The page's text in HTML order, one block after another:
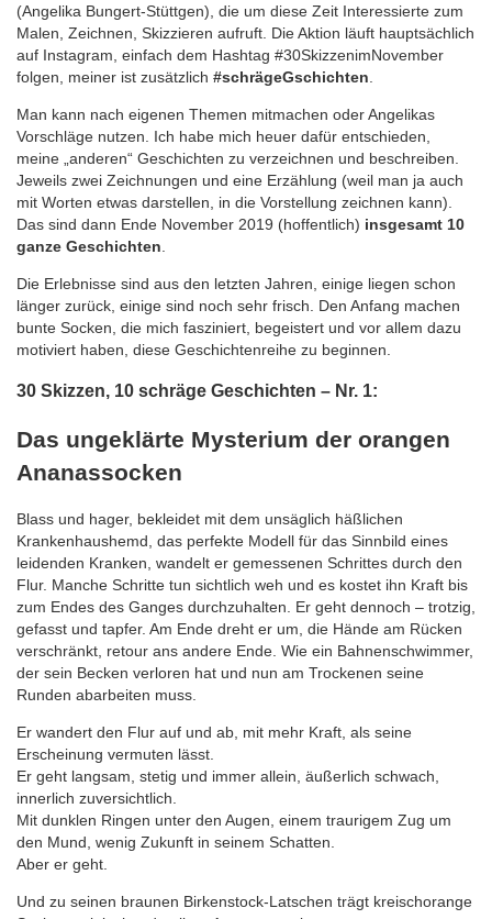
(Angelika Bungert-Stüttgen), die um diese Zeit Interessierte zum
Malen, Zeichnen, Skizzieren aufruft. Die Aktion läuft hauptsächlich
auf Instagram, einfach dem Hashtag #30SkizzenimNovember
folgen, meiner ist zusätzlich #schrägeGschichten
Man kann nach eigenen Themen mitmachen oder Angelikas
Vorschläge nutzen. Ich habe mich heuer dafür entschieden,
meine „anderen“ Geschichten zu verzeichnen und beschreiben.
Jeweils zwei Zeichnungen und eine Erzählung (weil man ja auch
mit Worten etwas darstellen, in die Vorstellung zeichnen kann).
Das sind dann Ende November 2019 (hoffentlich) insgesamt 10
ganze Geschichten
Die Erlebnisse sind aus den letzten Jahren, einige liegen schon
länger zurück, einige sind noch sehr frisch. Den Anfang machen
bunte Socken, die mich fasziniert, begeistert und vor allem dazu
motiviert haben, diese Geschichtenreihe zu beginnen.
30 Skizzen, 10 schräge Geschichten – Nr. 1:
Das ungeklärte Mysterium der orangen
Ananassocken
Blass und hager, bekleidet mit dem unsäglich häßlichen
Krankenhaushemd, das perfekte Modell für das Sinnbild eines
leidenden Kranken, wandelt er gemessenen Schrittes durch den
Flur. Manche Schritte tun sichtlich weh und es kostet ihn Kraft bis
zum Endes des Ganges durchzuhalten. Er geht dennoch – trotzig,
gefasst und tapfer. Am Ende dreht er um, die Hände am Rücken
verschränkt, retour ans andere Ende. Wie ein Bahnenschwimmer,
der sein Becken verloren hat und nun am Trockenen seine
Runden abarbeiten muss.
Er wandert den Flur auf und ab, mit mehr Kraft, als seine
Erscheinung vermuten lässt.
Er geht langsam, stetig und immer allein, äußerlich schwach,
innerlich zuversichtlich.
Mit dunklen Ringen unter den Augen, einem traurigem Zug um
den Mund, wenig Zukunft in seinem Schatten.
Aber er geht.
Und zu seinen braunen Birkenstock-Latschen trägt kreischorange